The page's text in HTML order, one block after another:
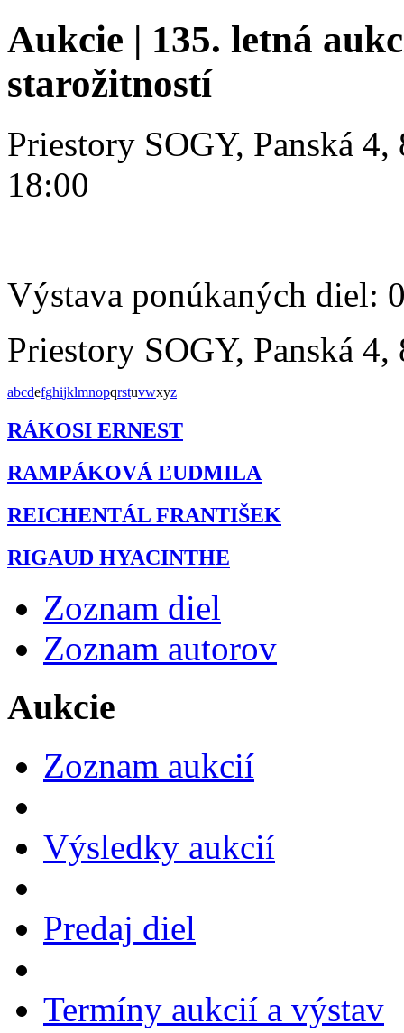
Aukcie | 135. letná
starožitností
Priestory SOGY, Panská
18:00
Výstava ponúkaných diel:
Priestory SOGY, Panská
abcdefghijklmnopqrstuvwxyz
RÁKOSI ERNEST
RAMPÁKOVÁ ĽUDMILA
REICHENTÁL FRANTIŠEK
RIGAUD HYACINTHE
Zoznam diel
Zoznam autorov
Aukcie
Zoznam aukcií
Výsledky aukcií
Predaj diel
Termíny aukcií a výstav